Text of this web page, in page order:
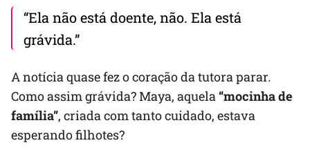
“Ela não está doente, não. Ela está
grávida.”
A notícia quase fez o coração da tutora parar.
Como assim grávida? Maya, aquela“mocinha de
família”, criada com tanto cuidado, estava
esperando filhotes?